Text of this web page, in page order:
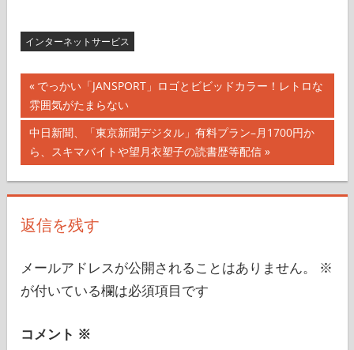
インターネットサービス
投
稿
ナ
ビ
ゲ
ー
シ
ョ
ン
前
の
記
事:
でっかい「JANSPORT」ロゴとビビッドカラー！レトロな
雰囲気がたまらない
次
の
記
中日新聞、「東京新聞デジタル」有料プラン–月1700円か
ら、スキマバイトや望月衣塑子の読書歴等配信
返信を残す
メールアドレスが公開されることはありません。
※
が付いている欄は必須項目です
コメント ※